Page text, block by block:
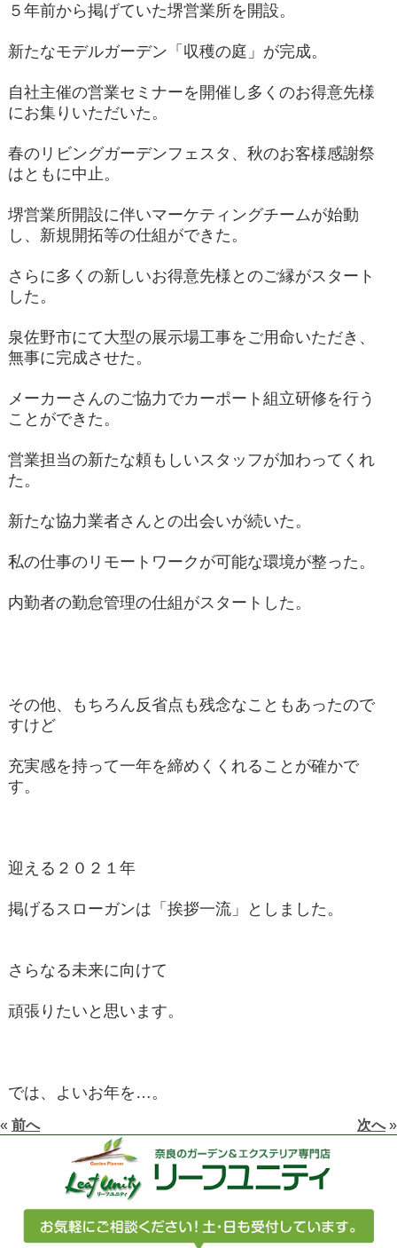
５年前から掲げていた堺営業所を開設。
新たなモデルガーデン「収穫の庭」が完成。
自社主催の営業セミナーを開催し多くのお得意先様
にお集りいただいた。
春のリビングガーデンフェスタ、秋のお客様感謝祭
はともに中止。
堺営業所開設に伴いマーケティングチームが始動
し、新規開拓等の仕組ができた。
さらに多くの新しいお得意先様とのご縁がスタート
した。
泉佐野市にて大型の展示場工事をご用命いただき、
無事に完成させた。
メーカーさんのご協力でカーポート組立研修を行う
ことができた。
営業担当の新たな頼もしいスタッフが加わってくれ
た。
新たな協力業者さんとの出会いが続いた。
私の仕事のリモートワークが可能な環境が整った。
内勤者の勤怠管理の仕組がスタートした。
その他、もちろん反省点も残念なこともあったので
すけど
充実感を持って一年を締めくくれることが確かで
す。
迎える２０２１年
掲げるスローガンは「挨拶一流」としました。
さらなる未来に向けて
頑張りたいと思います。
では、よいお年を…。
« 前へ 次へ»